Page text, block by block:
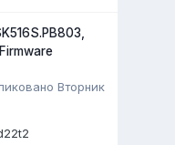
SET,17 июля
ТВ.
Вторник